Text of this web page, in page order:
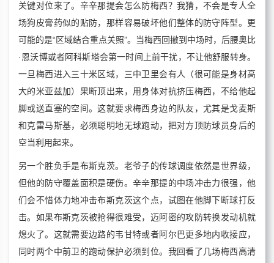
关键对位来了。辛辛那提会怎么防梅西？我猜，不会是专人全
场狗皮膏药似的贴防，那样容易破坏他们整体的防守阵型。更
可能的是“区域结合重点关照”。当梅西回撤到中场时，后腰奥比
·恩沃博或者阿科斯塔会第一时间上前干扰，不让他舒服转身。
一旦梅西进入三十米区域，三中卫里会有人（很可能是身材高
大的米亚兹加）果断顶出来，用身体对抗挤压梅西，不给他起
脚或送直塞的空间。这就要求梅西身边的队友，尤其是戈麦斯
和克雷马斯基，必须聪明地无球跑动，把对方顶防球员身后的
空当利用起来。
另一个胜负手是布斯克茨。老爷子的传球调度依然是世界级，
但他的防守覆盖面积是硬伤。辛辛那提的中场冲击力很强，他
们会不惜体力地冲击布斯克茨这个点，试图在他脚下断球打反
击。如果布斯克茨被抢得很难受，迈阿密的攻防转换发动机就
熄火了。这就需要边路的韦甘特或者阿尔巴更多地内收接应，
同时两个中前卫的跑动保护必须到位。我回看了几场梅西高清